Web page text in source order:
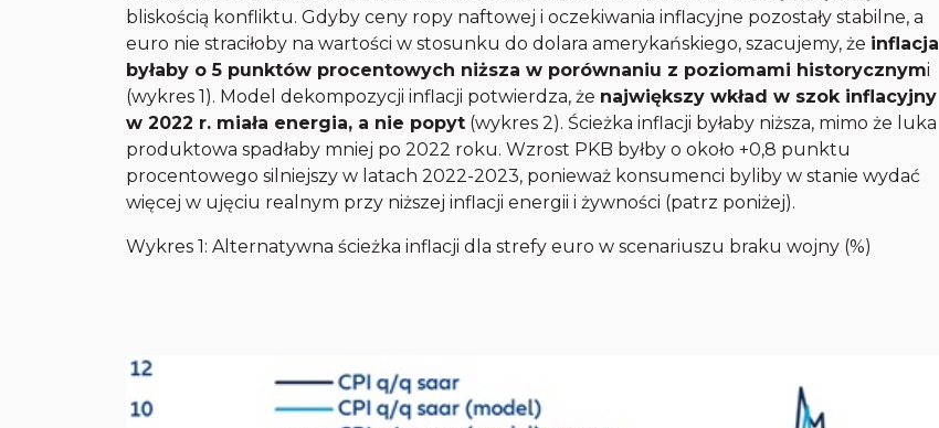
bliskością konfliktu. Gdyby ceny ropy naftowej i oczekiwania inflacyjne pozostały stabilne, a
euro nie straciłoby na wartości w stosunku do dolara amerykańskiego, szacujemy, że inflacja
byłaby o 5 punktów procentowych niższa w porównaniu z poziomami historycznymi
(wykres 1). Model dekompozycji inflacji potwierdza, że największy wkład w szok inflacyjny
w 2022 r. miała energia, a nie popyt (wykres 2). Ścieżka inflacji byłaby niższa, mimo że luka
produktowa spadłaby mniej po 2022 roku. Wzrost PKB byłby o około +0,8 punktu
procentowego silniejszy w latach 2022-2023, ponieważ konsumenci byliby w stanie wydać
więcej w ujęciu realnym przy niższej inflacji energii i żywności (patrz poniżej).
Wykres 1: Alternatywna ścieżka inflacji dla strefy euro w scenariuszu braku wojny (%)